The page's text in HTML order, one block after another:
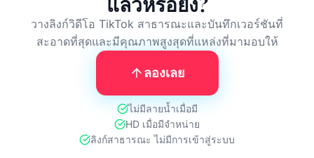
วางลิงก์วิดีโอ TikTok สาธารณะและบันทึกเวอร์ชันที่
สะอาดที่สุดและมีคุณภาพสูงสุดที่แหล่งที่มามอบให้
ลองเลย
ไม่มีลายน้ำเมื่อมี
HD เมื่อมีจำหน่าย
ลิงก์สาธารณะ ไม่มีการเข้าสู่ระบบ